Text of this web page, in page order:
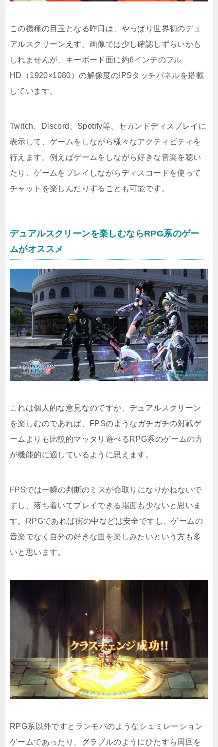
この機種の目玉となる昨日は、やっぱり世界初のデュ
アルスクリーンえす。画像では少し確認しずらいかも
しれませんが、キーボード面に約6インチのフル
HD（1920×1080）の解像度のIPSタッチパネルを搭載
しています。
Twitch、Discord、Spotify等、セカンドディスプレイに
表示して、ゲームをしながら様々なアクティビティを
行えます。例えばゲームをしながら好きな音楽を聴い
たり、ゲームをプレイしながらディスコードを使って
チャットを楽しんだりすることも可能です。
デュアルスクリーンを楽しむならRPG系のゲー
ムがオススメ
これは個人的な意見なのですが、デュアルスクリーン
を楽しむのであれば、FPSのようなガチガチの対戦ゲ
ームよりも比較的マッタリ遊べるRPG系のゲームの方
が機能的に適しているように思えます。
FPSでは一瞬の判断のミスが命取りになりかねないで
すし、落ち着いてプレイできる場面も少ないと思いま
す。RPGであれば街の中などは安全ですし、ゲームの
音楽でなく自分の好きな曲を楽しみたいという方も多
いと思います。
RPG系以外ですとランモバのようなシュミレーション
ゲームであったり、グラブルのようにひたすら周回を